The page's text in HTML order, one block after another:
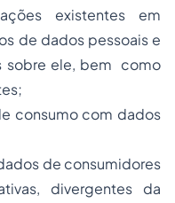
existentes em
de dados pessoais e
sobre ele, bem como
consumo com dados
de consumidores
divergentes da